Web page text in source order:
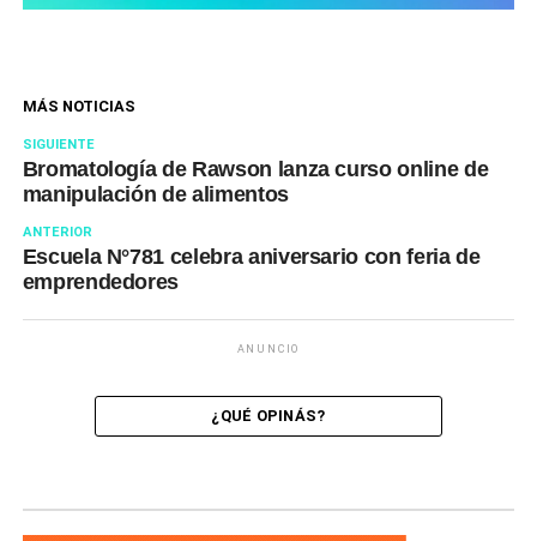
MÁS NOTICIAS
SIGUIENTE
Bromatología de Rawson lanza curso online de
manipulación de alimentos
ANTERIOR
Escuela N°781 celebra aniversario con feria de
emprendedores
ANUNCIO
¿QUÉ OPINÁS?